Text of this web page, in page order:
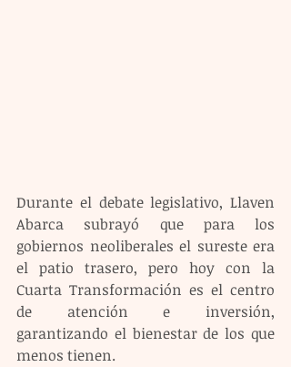
Durante el debate legislativo, Llaven
Abarca subrayó que para los
gobiernos neoliberales el sureste era
el patio trasero, pero hoy con la
Cuarta Transformación es el centro
de atención e inversión,
garantizando el bienestar de los que
menos tienen.